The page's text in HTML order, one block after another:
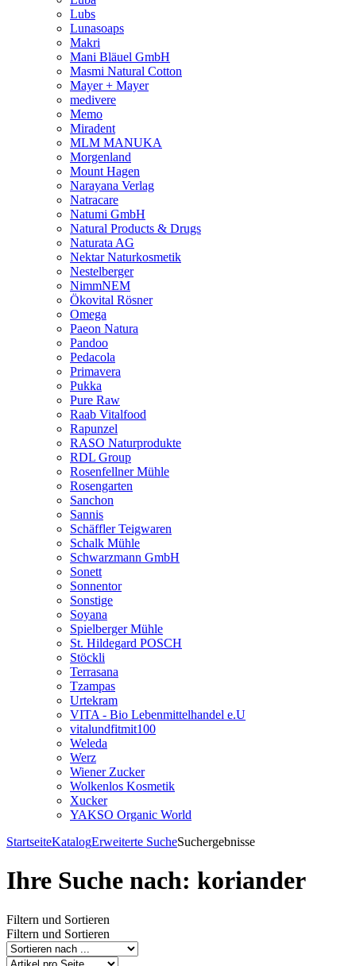
Lubs
Lunasoaps
Makri
Mani Bläuel GmbH
Masmi Natural Cotton
Mayer + Mayer
medivere
Memo
Miradent
MLM MANUKA
Morgenland
Mount Hagen
Narayana Verlag
Natracare
Natumi GmbH
Natural Products & Drugs
Naturata AG
Nektar Naturkosmetik
Nestelberger
NimmNEM
Ökovital Rösner
Omega
Paeon Natura
Pandoo
Pedacola
Primavera
Pukka
Pure Raw
Raab Vitalfood
Rapunzel
RASO Naturprodukte
RDL Group
Rosenfellner Mühle
Rosengarten
Sanchon
Sannis
Schäffler Teigwaren
Schalk Mühle
Schwarzmann GmbH
Sonett
Sonnentor
Sonstige
Soyana
Spielberger Mühle
St. Hildegard POSCH
Stöckli
Terrasana
Tzampas
Urtekram
VITA - Bio Lebenmittelhandel e.U
vitalundfitmit100
Weleda
Werz
Wiener Zucker
Wolkenlos Kosmetik
Xucker
YAKSO Organic World
StartseiteKatalogErweiterte SucheSuchergebnisse
Ihre Suche nach: koriander
Filtern und Sortieren
Filtern und Sortieren